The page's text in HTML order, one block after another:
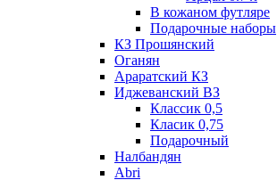
В кожаном футляре
Подарочные наборы
КЗ Прошянский
Оганян
Араратский КЗ
Иджеванский ВЗ
Классик 0,5
Класик 0,75
Подарочный
Налбандян
Abri